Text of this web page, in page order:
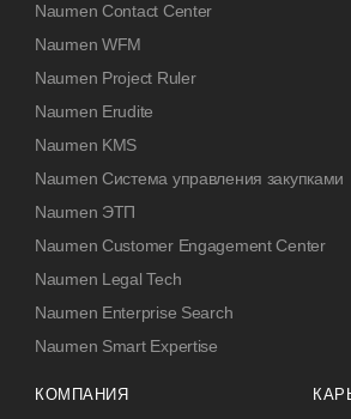
Naumen Contact Center
Naumen WFM
Naumen Project Ruler
Naumen Erudite
Naumen KMS
Naumen Система управления закупками
Naumen ЭТП
Naumen Customer Engagement Center
Naumen Legal Tech
Naumen Enterprise Search
Naumen Smart Expertise
КОМПАНИЯ